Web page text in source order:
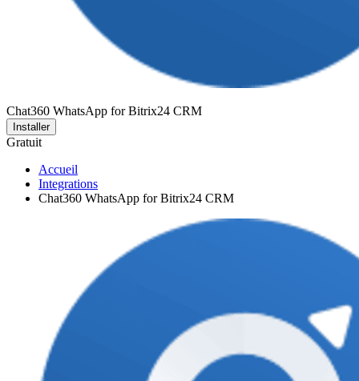
Chat360 WhatsApp for Bitrix24 CRM
Installer
Gratuit
Accueil
Integrations
Chat360 WhatsApp for Bitrix24 CRM